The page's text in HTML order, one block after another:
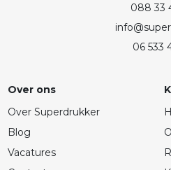
088 33
06 533
Over ons
Over Superdrukker
Blog
Vacatures